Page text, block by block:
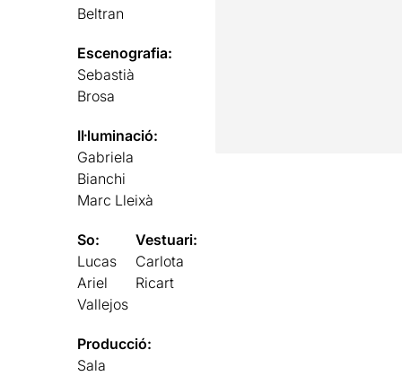
Beltran
Escenografia:
Sebastià
Brosa
Il·luminació:
Gabriela
Bianchi
Marc Lleixà
So:
Lucas
Ariel
Vallejos
Vestuari:
Carlota
Ricart
Producció:
Sala